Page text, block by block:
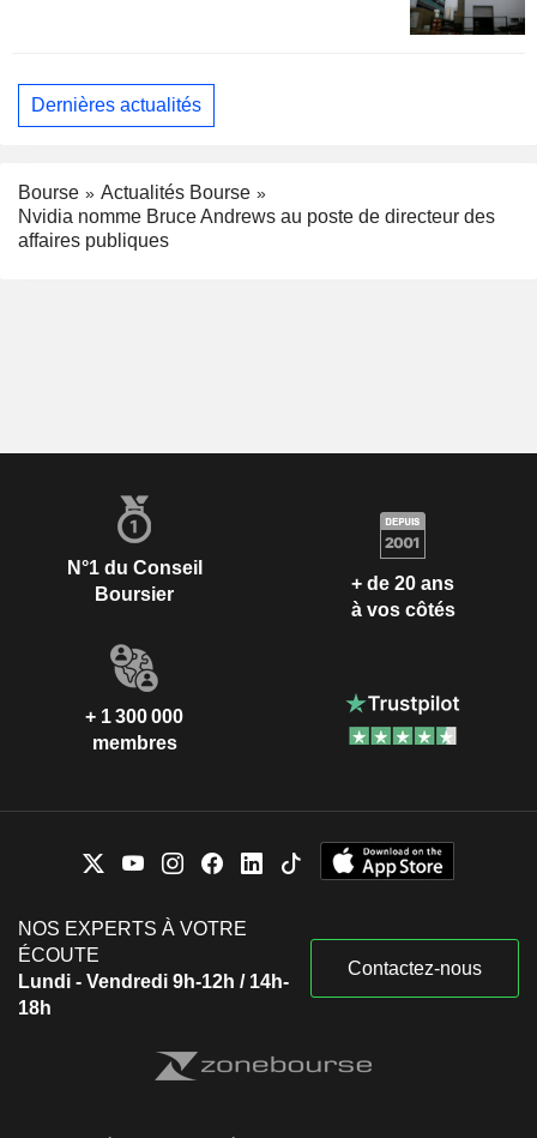
Dernières actualités
Bourse
Actualités Bourse
Nvidia nomme Bruce Andrews au poste de directeur des
affaires publiques
N°1 du Conseil
Boursier
+ de 20 ans
à vos côtés
+ 1 300 000
membres
NOS EXPERTS À VOTRE
ÉCOUTE
Lundi - Vendredi 9h-12h / 14h-
18h
Contactez-nous